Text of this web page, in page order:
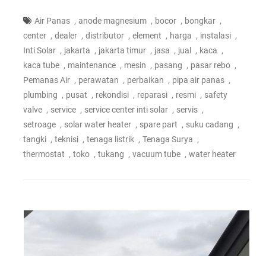
Air Panas , anode magnesium , bocor , bongkar ,
center , dealer , distributor , element , harga , instalasi ,
Inti Solar , jakarta , jakarta timur , jasa , jual , kaca ,
kaca tube , maintenance , mesin , pasang , pasar rebo ,
Pemanas Air , perawatan , perbaikan , pipa air panas ,
plumbing , pusat , rekondisi , reparasi , resmi , safety
valve , service , service center inti solar , servis ,
setroage , solar water heater , spare part , suku cadang ,
tangki , teknisi , tenaga listrik , Tenaga Surya ,
thermostat , toko , tukang , vacuum tube , water heater